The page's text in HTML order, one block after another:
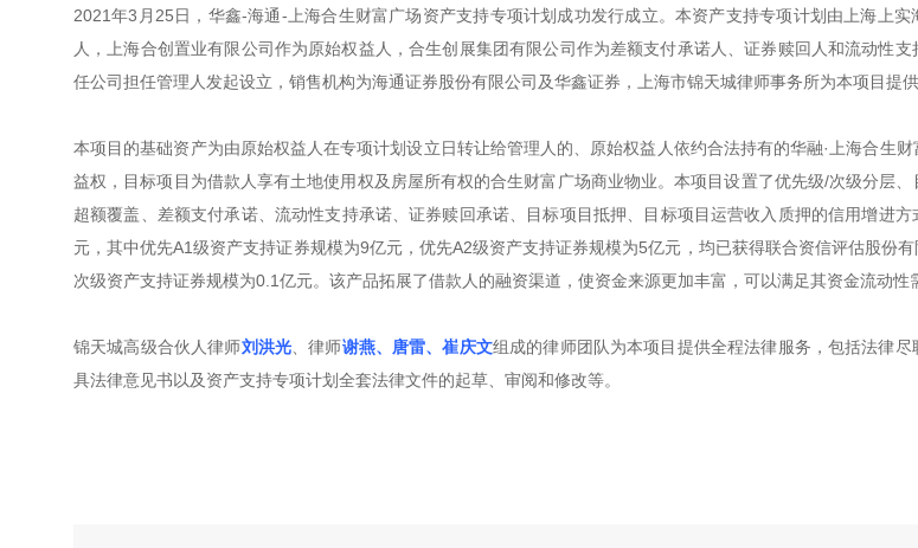
2021年3月25日，华鑫-海通-上海合生财富广场资产支持专项计划成功发行成立。本资产支持专项计划由上海上实
人，上海合创置业有限公司作为原始权益人，合生创展集团有限公司作为差额支付承诺人、证券赎回人和流动性
任公司担任管理人发起设立，销售机构为海通证券股份有限公司及华鑫证券，上海市锦天城律师事务所为本项目提供
本项目的基础资产为由原始权益人在专项计划设立日转让给管理人的、原始权益人依约合法持有的华融·上海合生
益权，目标项目为借款人享有土地使用权及房屋所有权的合生财富广场商业物业。本项目设置了优先级/次级分层
超额覆盖、差额支付承诺、流动性支持承诺、证券赎回承诺、目标项目抵押、目标项目运营收入质押的信用增进
元，其中优先A1级资产支持证券规模为9亿元，优先A2级资产支持证券规模为5亿元，均已获得联合资信评估股份有
次级资产支持证券规模为0.1亿元。该产品拓展了借款人的融资渠道，使资金来源更加丰富，可以满足其资金流动性
锦天城高级合伙人律师刘洪光 、律师谢燕、唐雷、崔庆文组成的律师团队为本项目提供全程法律服务，包括法律
具法律意见书以及资产支持专项计划全套法律文件的起草、审阅和修改等。